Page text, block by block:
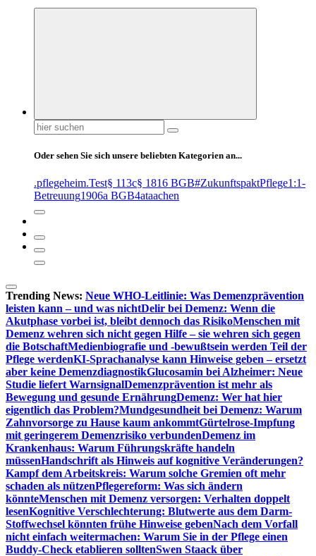
Suchen
nach:
Oder sehen Sie sich unsere beliebten Kategorien an...
.pflegeheim.Test§ 113c§ 1816 BGB#ZukunftspaktPflege1:1-
Betreuung1906a BGB4ataachen
Trending News: Neue WHO-Leitlinie: Was Demenzprävention
leisten kann – und was nichtDelir bei Demenz: Wenn die
Akutphase vorbei ist, bleibt dennoch das RisikoMenschen mit
Demenz wehren sich nicht gegen Hilfe – sie wehren sich gegen
die BotschaftMedienbiografie und -bewußtsein werden Teil der
Pflege werdenKI-Sprachanalyse kann Hinweise geben – ersetzt
aber keine DemenzdiagnostikGlucosamin bei Alzheimer: Neue
Studie liefert WarnsignalDemenzprävention ist mehr als
Bewegung und gesunde ErnährungDemenz: Wer hat hier
eigentlich das Problem?Mundgesundheit bei Demenz: Warum
Zahnvorsorge zu Hause kaum ankommtGürtelrose-Impfung
mit geringerem Demenzrisiko verbundenDemenz im
Krankenhaus: Warum Führungskräfte handeln
müssenHandschrift als Hinweis auf kognitive Veränderungen?
Kampf dem Arbeitskreis: Warum solche Gremien oft mehr
schaden als nützenPflegereform: Was sich ändern
könnteMenschen mit Demenz versorgen: Verhalten doppelt
lesenKognitive Verschlechterung: Blutwerte aus dem Darm-
Stoffwechsel könnten frühe Hinweise gebenNach dem Vorfall
nicht einfach weitermachen: Warum Sie in der Pflege einen
Buddy-Check etablieren solltenSwen Staack über